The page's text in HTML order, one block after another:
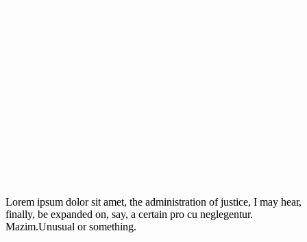
Lorem ipsum dolor sit amet, the administration of justice, I may hear,
finally, be expanded on, say, a certain pro cu neglegentur.
Mazim.Unusual or something.